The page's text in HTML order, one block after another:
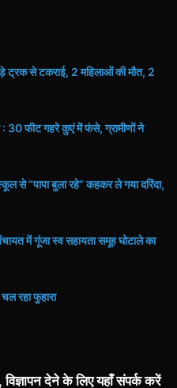
ट्रक से टकराई, 2 महिलाओं की मौत, 2
: 30 फीट गहरे कुएं में फंसे, ग्रामीणों ने
से “पापा बुला रहे” कहकर ले गया दरिंदा,
में गूंजा स्व सहायता समूह घोटाले का
रहा फुहारा
देने के लिए यहाँ संपर्क करें